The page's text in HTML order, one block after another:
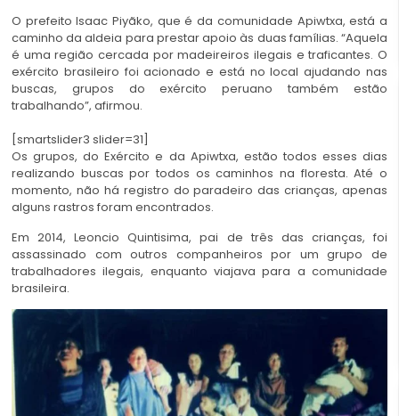
O prefeito Isaac Piyãko, que é da comunidade Apiwtxa, está a
caminho da aldeia para prestar apoio às duas famílias. “Aquela
é uma região cercada por madeireiros ilegais e traficantes. O
exército brasileiro foi acionado e está no local ajudando nas
buscas, grupos do exército peruano também estão
trabalhando”, afirmou.
[smartslider3 slider=31]
Os grupos, do Exército e da Apiwtxa, estão todos esses dias
realizando buscas por todos os caminhos na floresta. Até o
momento, não há registro do paradeiro das crianças, apenas
alguns rastros foram encontrados.
Em 2014, Leoncio Quintisima, pai de três das crianças, foi
assassinado com outros companheiros por um grupo de
trabalhadores ilegais, enquanto viajava para a comunidade
brasileira.